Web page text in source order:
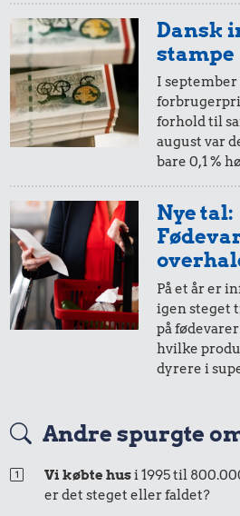
5,-
i 1998
2,-
i 1998
1,-
i 1998
i 1998
Dansk
stampe
I september
forhold til
august var
bare 0,1 %
Nye tal:
På et år er
igen steget
på fødevarer
hvilke
dyrere i
Andre spurgte
Vi købte husi 1995 til
er det steget eller faldet?